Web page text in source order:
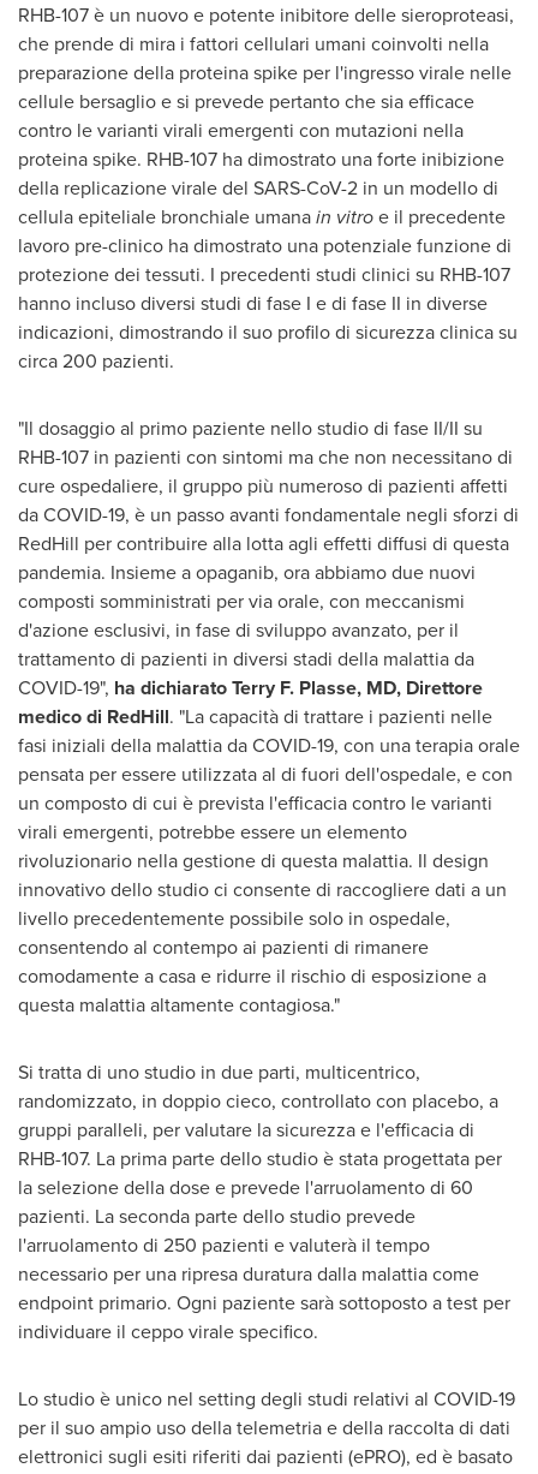
RHB-107 è un nuovo e potente inibitore delle sieroproteasi,
che prende di mira i fattori cellulari umani coinvolti nella
preparazione della proteina spike per l'ingresso virale nelle
cellule bersaglio e si prevede pertanto che sia efficace
contro le varianti virali emergenti con mutazioni nella
proteina spike. RHB-107 ha dimostrato una forte inibizione
della replicazione virale del SARS-CoV-2 in un modello di
cellula epiteliale bronchiale umanain vitroe il precedente
lavoro pre-clinico ha dimostrato una potenziale funzione di
protezione dei tessuti. I precedenti studi clinici su RHB-107
hanno incluso diversi studi di fase I e di fase II in diverse
indicazioni, dimostrando il suo profilo di sicurezza clinica su
circa 200 pazienti.
"Il dosaggio al primo paziente nello studio di fase II/II su
RHB-107 in pazienti con sintomi ma che non necessitano di
cure ospedaliere, il gruppo più numeroso di pazienti affetti
da COVID-19, è un passo avanti fondamentale negli sforzi di
RedHill per contribuire alla lotta agli effetti diffusi di questa
pandemia. Insieme a opaganib, ora abbiamo due nuovi
composti somministrati per via orale, con meccanismi
d'azione esclusivi, in fase di sviluppo avanzato, per il
trattamento di pazienti in diversi stadi della malattia da
COVID-19", ha dichiaratoTerry F. Plasse, MD, Direttore
medico di RedHill. "La capacità di trattare i pazienti nelle
fasi iniziali della malattia da COVID-19, con una terapia orale
pensata per essere utilizzata al di fuori dell'ospedale, e con
un composto di cui è prevista l'efficacia contro le varianti
virali emergenti, potrebbe essere un elemento
rivoluzionario nella gestione di questa malattia. Il design
innovativo dello studio ci consente di raccogliere dati a un
livello precedentemente possibile solo in ospedale,
consentendo al contempo ai pazienti di rimanere
comodamente a casa e ridurre il rischio di esposizione a
questa malattia altamente contagiosa."
Si tratta di uno studio in due parti, multicentrico,
randomizzato, in doppio cieco, controllato con placebo, a
gruppi paralleli, per valutare la sicurezza e l'efficacia di
RHB-107. La prima parte dello studio è stata progettata per
la selezione della dose e prevede l'arruolamento di 60
pazienti. La seconda parte dello studio prevede
l'arruolamento di 250 pazienti e valuterà il tempo
necessario per una ripresa duratura dalla malattia come
endpoint primario. Ogni paziente sarà sottoposto a test per
individuare il ceppo virale specifico.
Lo studio è unico nel setting degli studi relativi al COVID-19
per il suo ampio uso della telemetria e della raccolta di dati
elettronici sugli esiti riferiti dai pazienti (ePRO), ed è basato